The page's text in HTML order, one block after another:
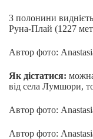
З полонини
Руна-Плай (1227
Автор фото:
Як дістатися:
від села Лумшори,
Автор фото:
Автор фото: